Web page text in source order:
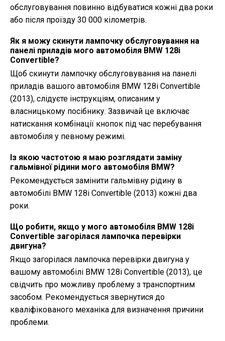
обслуговування повинно відбуватися кожні два роки
або після проїзду 30 000 кілометрів.
Як я можу скинути лампочку обслуговування на
панелі приладів мого автомобіля BMW 128i
Convertible?
Щоб скинути лампочку обслуговування на панелі
приладів вашого автомобіля BMW 128i Convertible
(2013), слідуєте інструкціям, описаним у
власницькому посібнику. Зазвичай це включає
натискання комбінації кнопок під час перебування
автомобіля у певному режимі.
Із якою частотою я маю розглядати заміну
гальмівної рідини мого автомобіля BMW?
Рекомендується замінити гальмівну рідину в
автомобілі BMW 128i Convertible (2013) кожні два
роки.
Що робити, якщо у мого автомобіля BMW 128i
Convertible загорілася лампочка перевірки
двигуна?
Якщо загорілася лампочка перевірки двигуна у
вашому автомобілі BMW 128i Convertible (2013), це
свідчить про можливу проблему з транспортним
засобом. Рекомендується звернутися до
кваліфікованого механіка для визначення причини
проблеми.